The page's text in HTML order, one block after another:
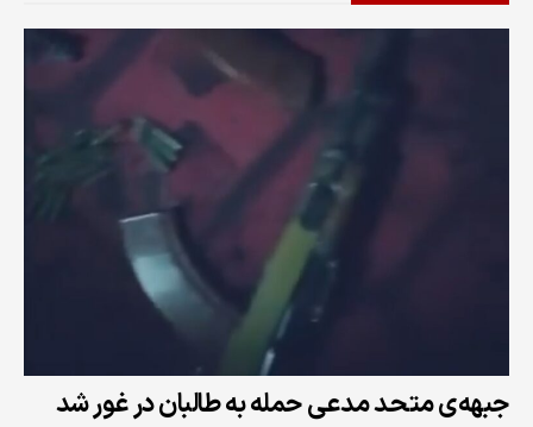
جبهه‌ی متحد مدعی حمله به طالبان در غور شد